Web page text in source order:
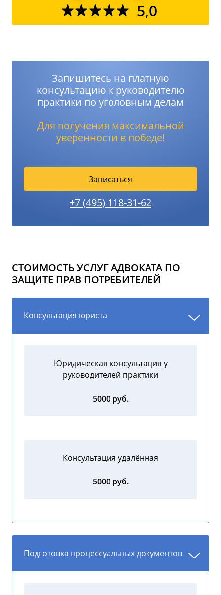
5,0
Запишитесь на платную
консультацию к руководителю
практики по уголовным делам
Для получения максимальной
уверенности в победе!
Записаться
+7 (495) 118-31-62
СТОИМОСТЬ УСЛУГ АДВОКАТА ПО
ЗАЩИТЕ ПРАВ ПОТРЕБИТЕЛЕЙ
Консультация юриста
Юридическая консультация у
руководителей практики
5000 руб.
Консультация удалённая
5000 руб.
Подготовка процессуальных документов